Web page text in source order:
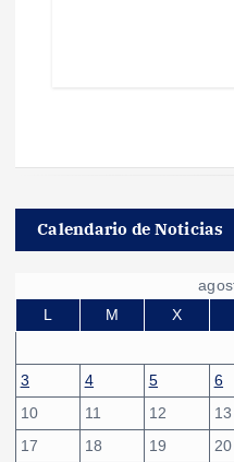
Calendario de Noticias
L
M X
3
4 5 6
10
11 12 13
17
18 19 20